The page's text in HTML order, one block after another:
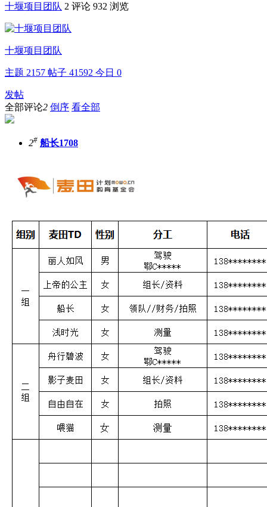
十堰项目团队 2 评论 932 浏览
十堰项目团队
主题 2157 帖子 41592 今日 0
发帖
全部评论2 倒序 看全部
2# 船长1708